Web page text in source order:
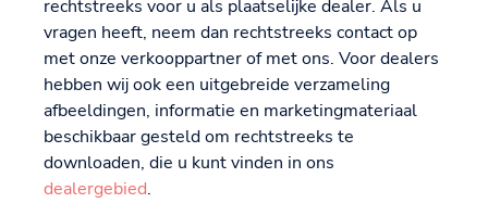
rechtstreeks voor u als plaatselijke dealer. Als u
vragen heeft, neem dan rechtstreeks contact op
met onze verkooppartner of met ons. Voor dealers
hebben wij ook een uitgebreide verzameling
afbeeldingen, informatie en marketingmateriaal
beschikbaar gesteld om rechtstreeks te
downloaden, die u kunt vinden in ons
dealergebied.